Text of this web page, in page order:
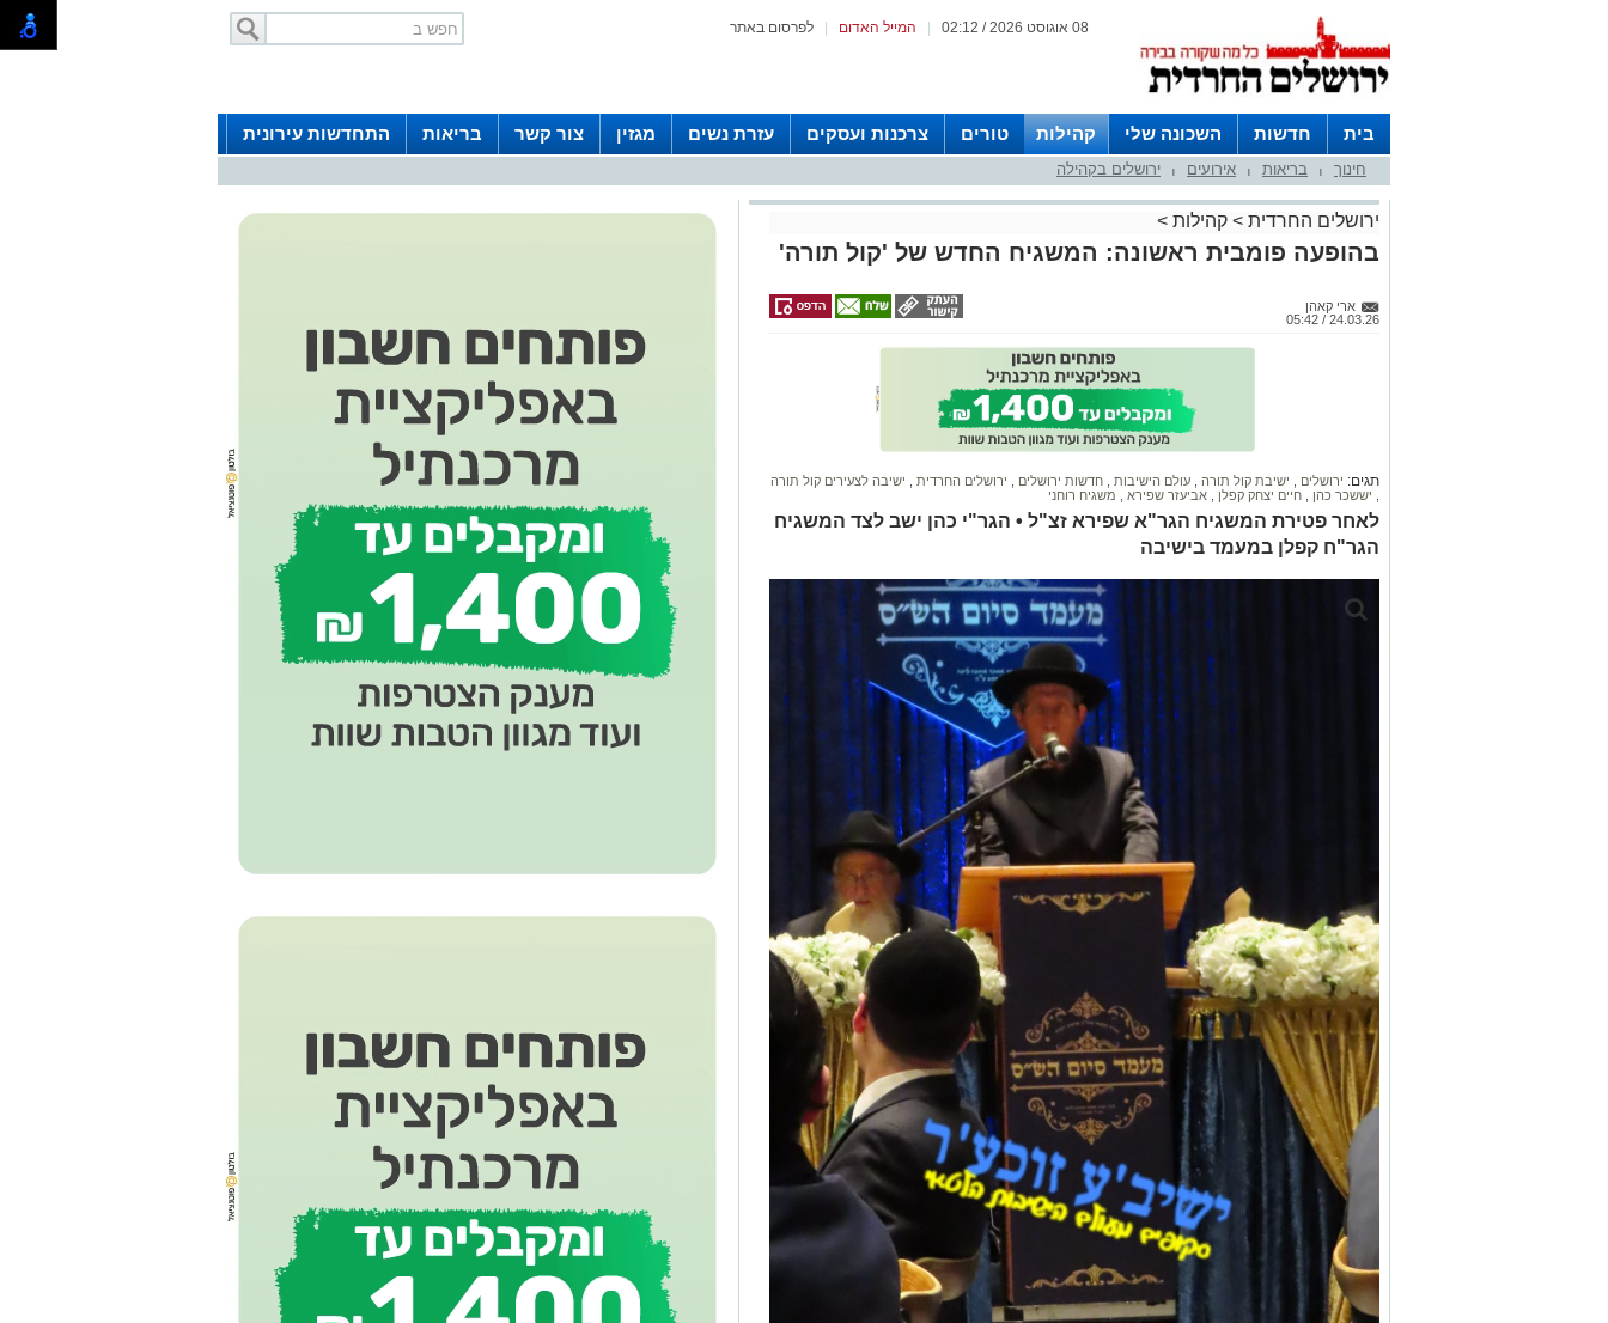
לפרסום באתר המייל האדום 08 אוגוסט 2026 / 02:12
בית חדשות השכונה שלי קהילות טורים צרכנות ועסקים עזרת נשים מגזין צור קשר בריאות
התחדשות עירונית
חצרות
חינוך בריאות אירועים ירושלים בקהילה
ירושלים החרדית > קהילות >
בהופעה פומבית ראשונה: המשגיח החדש של 'קול תורה'
ארי קאהן
24.03.26 / 05:42
תגים: ירושלים ישיבת קול תורה עולם הישיבות חדשות ירושלים ירושלים החרדית
ישיבה לצעירים קול תורה
יששכר כהן חיים יצחק קפלן אביעזר שפירא משגיח רוחני
לאחר פטירת המשגיח הגר"א שפירא זצ"ל • הגר"י כהן ישב לצד המשגיח
הגר"ח קפלן במעמד בישיבה